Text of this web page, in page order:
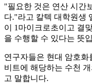
"필요한 것은 연산 시간
다."라고 칼텍 대학원생
이 1마이크로초이고 결
을 수행할 수 있다는 뜻
연구자들은 현대 암호
비트에 해당하는 수천
고 말합니다.